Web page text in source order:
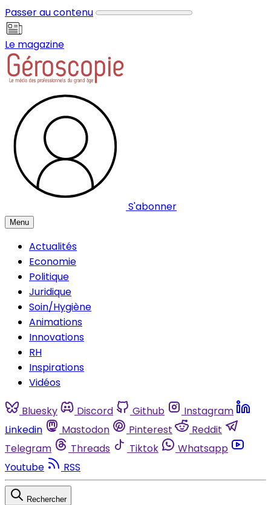
Passer au contenu
Le magazine
S'abonner
Menu
Actualités
Economie
Politique
Juridique
Soin/Hygiène
Animations
Innovations
RH
Inspirations
Vidéos
Bluesky Discord Github
Instagram
Linkedin
Mastodon Pinterest
Reddit
Telegram
Threads Tiktok
Whatsapp
Youtube
RSS
Rechercher
Panneau de gestion des cookies